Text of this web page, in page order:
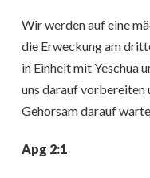
Wir werden auf eine
die Erweckung am
in Einheit mit Yeschua
uns darauf vorbereiten
Gehorsam darauf
Apg 2:1